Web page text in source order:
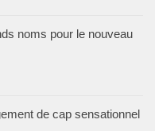
noms pour le nouveau
de cap sensationnel